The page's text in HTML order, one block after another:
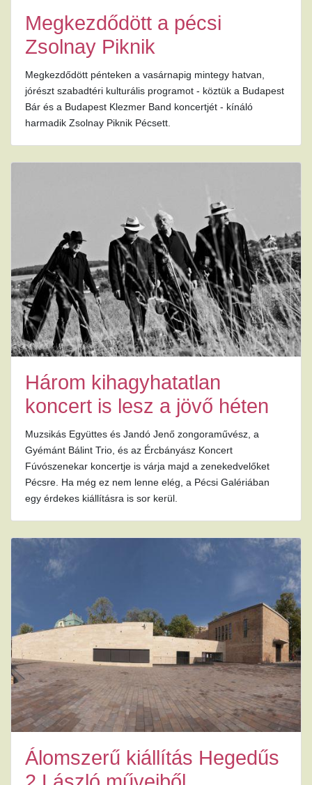
Megkezdődött a pécsi
Zsolnay Piknik
Megkezdődött pénteken a vasárnapig mintegy hatvan,
jórészt szabadtéri kulturális programot - köztük a Budapest
Bár és a Budapest Klezmer Band koncertjét - kínáló
harmadik Zsolnay Piknik Pécsett.
Három kihagyhatatlan
koncert is lesz a jövő héten
Muzsikás Együttes és Jandó Jenő zongoraművész, a
Gyémánt Bálint Trio, és az Ércbányász Koncert
Fúvószenekar koncertje is várja majd a zenekedvelőket
Pécsre. Ha még ez nem lenne elég, a Pécsi Galériában
egy érdekes kiállításra is sor kerül.
Álomszerű kiállítás Hegedűs